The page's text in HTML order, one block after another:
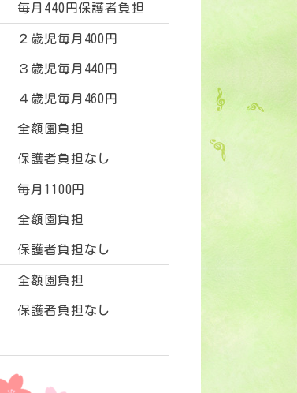
毎月440円保護者負担
２歳児毎月400円
３歳児毎月440円
４歳児毎月460円
全額園負担
保護者負担なし
毎月1100円
全額園負担
保護者負担なし
全額園負担
保護者負担なし